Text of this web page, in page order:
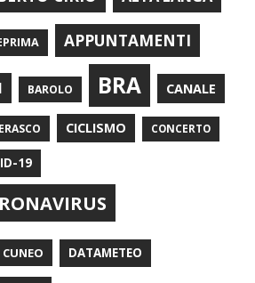
APPUNTAMENTI
BAROLO BRA CANALE
CICLISMO CONCERTO
19
CUNEO DATAMETEO